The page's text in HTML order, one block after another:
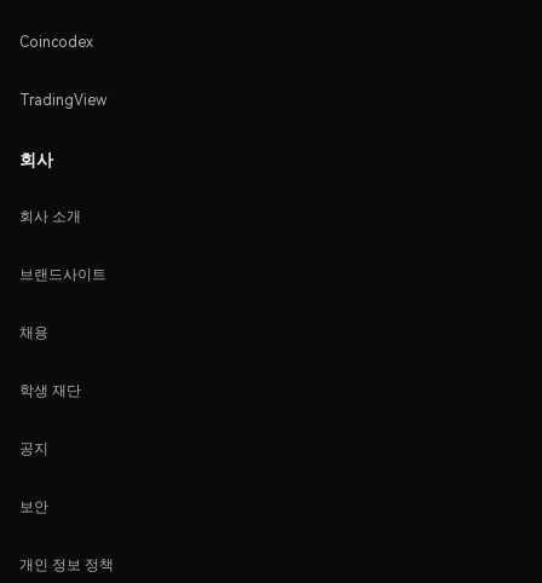
Coincodex
TradingView
회사
회사 소개
브랜드사이트
채용
학생 재단
공지
보안
개인 정보 정책